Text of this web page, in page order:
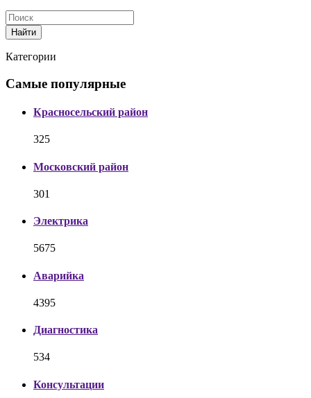
Найти
Категории
Самые популярные
Красносельский район
325
Московский район
301
Электрика
5675
Аварийка
4395
Диагностика
534
Консультации